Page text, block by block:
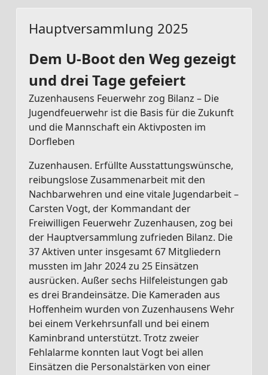
Hauptversammlung 2025
Dem U-Boot den Weg gezeigt
und drei Tage gefeiert
Zuzenhausens Feuerwehr zog Bilanz – Die
Jugendfeuerwehr ist die Basis für die Zukunft
und die Mannschaft ein Aktivposten im
Dorfleben
Zuzenhausen. Erfüllte Ausstattungswünsche,
reibungslose Zusammenarbeit mit den
Nachbarwehren und eine vitale Jugendarbeit –
Carsten Vogt, der Kommandant der
Freiwilligen Feuerwehr Zuzenhausen, zog bei
der Hauptversammlung zufrieden Bilanz. Die
37 Aktiven unter insgesamt 67 Mitgliedern
mussten im Jahr 2024 zu 25 Einsätzen
ausrücken. Außer sechs Hilfeleistungen gab
es drei Brandeinsätze. Die Kameraden aus
Hoffenheim wurden von Zuzenhausens Wehr
bei einem Verkehrsunfall und bei einem
Kaminbrand unterstützt. Trotz zweier
Fehlalarme konnten laut Vogt bei allen
Einsätzen die Personalstärken von einer